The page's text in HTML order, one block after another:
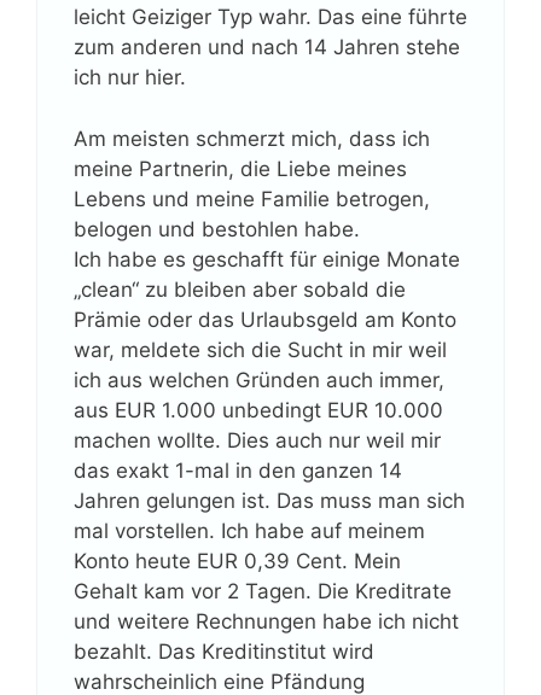
leicht Geiziger Typ wahr. Das eine führte
zum anderen und nach 14 Jahren stehe
ich nur hier.
Am meisten schmerzt mich, dass ich
meine Partnerin, die Liebe meines
Lebens und meine Familie betrogen,
belogen und bestohlen habe.
Ich habe es geschafft für einige Monate
„clean“ zu bleiben aber sobald die
Prämie oder das Urlaubsgeld am Konto
war, meldete sich die Sucht in mir weil
ich aus welchen Gründen auch immer,
aus EUR 1.000 unbedingt EUR 10.000
machen wollte. Dies auch nur weil mir
das exakt 1-mal in den ganzen 14
Jahren gelungen ist. Das muss man sich
mal vorstellen. Ich habe auf meinem
Konto heute EUR 0,39 Cent. Mein
Gehalt kam vor 2 Tagen. Die Kreditrate
und weitere Rechnungen habe ich nicht
bezahlt. Das Kreditinstitut wird
wahrscheinlich eine Pfändung